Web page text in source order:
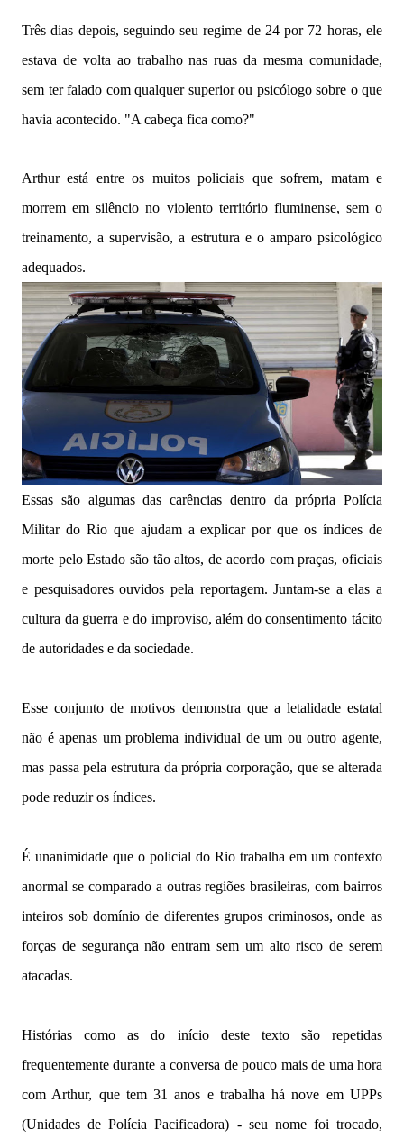
Três dias depois, seguindo seu regime de 24 por 72 horas, ele
estava de volta ao trabalho nas ruas da mesma comunidade,
sem ter falado com qualquer superior ou psicólogo sobre o que
havia acontecido. "A cabeça fica como?"
Arthur está entre os muitos policiais que sofrem, matam e
morrem em silêncio no violento território fluminense, sem o
treinamento, a supervisão, a estrutura e o amparo psicológico
adequados.
Essas são algumas das carências dentro da própria Polícia
Militar do Rio que ajudam a explicar por que os índices de
morte pelo Estado são tão altos, de acordo com praças, oficiais
e pesquisadores ouvidos pela reportagem. Juntam-se a elas a
cultura da guerra e do improviso, além do consentimento tácito
de autoridades e da sociedade.
Esse conjunto de motivos demonstra que a letalidade estatal
não é apenas um problema individual de um ou outro agente,
mas passa pela estrutura da própria corporação, que se alterada
pode reduzir os índices.
É unanimidade que o policial do Rio trabalha em um contexto
anormal se comparado a outras regiões brasileiras, com bairros
inteiros sob domínio de diferentes grupos criminosos, onde as
forças de segurança não entram sem um alto risco de serem
atacadas.
Histórias como as do início deste texto são repetidas
frequentemente durante a conversa de pouco mais de uma hora
com Arthur, que tem 31 anos e trabalha há nove em UPPs
(Unidades de Polícia Pacificadora) - seu nome foi trocado,